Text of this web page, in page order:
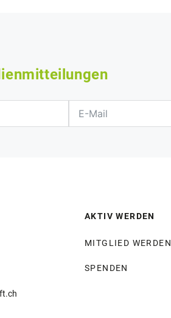
AKTIV WERDEN
MITGLIED WERDEN
SPENDEN